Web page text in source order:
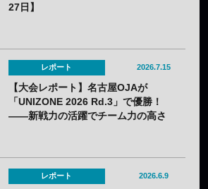
27日】
レポート 2026.7.15
【大会レポート】名古屋OJAが
「UNIZONE 2026 Rd.3」で優勝！
——新戦力の活躍でチーム力の高さ
レポート 2026.6.9